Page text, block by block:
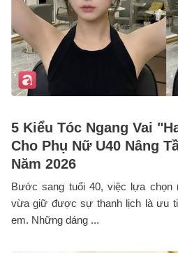
5 Kiểu Tóc Ngang Vai
Cho Phụ Nữ U40 Nâng
Năm 2026
Bước sang tuổi 40, việc lựa chọn
vừa giữ được sự thanh lịch là ưu
em. Những dáng ...